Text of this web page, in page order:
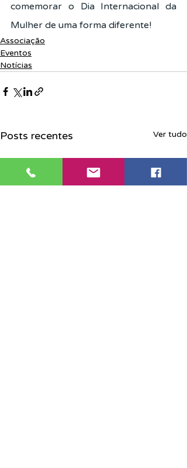
comemorar o Dia Internacional da
Mulher de uma forma diferente!
Associação
Eventos
Notícias
Posts recentes Ver tudo